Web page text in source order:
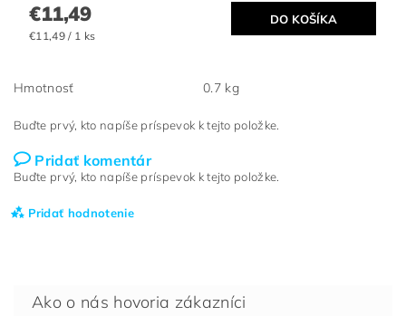
€11,49
€11,49 / 1 ks
Hmotnosť 0.7 kg
Buďte prvý, kto napíše príspevok k tejto položke.
Pridať komentár
Buďte prvý, kto napíše príspevok k tejto položke.
Pridať hodnotenie